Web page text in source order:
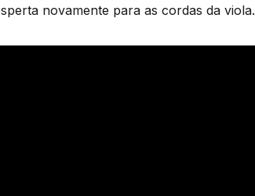
novamente para as cordas da viola.